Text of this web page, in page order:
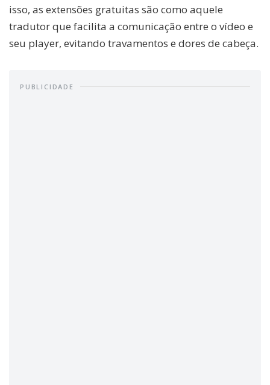
isso, as extensões gratuitas são como aquele
tradutor que facilita a comunicação entre o vídeo e
seu player, evitando travamentos e dores de cabeça.
PUBLICIDADE